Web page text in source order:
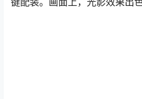
键配装。画面上，光影效果出